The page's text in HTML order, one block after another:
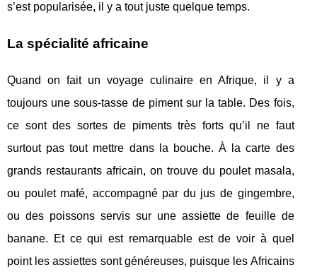
s’est popularisée, il y a tout juste quelque temps.
La spécialité africaine
Quand on fait un voyage culinaire en Afrique, il y a
toujours une sous-tasse de piment sur la table. Des fois,
ce sont des sortes de piments très forts qu’il ne faut
surtout pas tout mettre dans la bouche. À la carte des
grands restaurants africain, on trouve du poulet masala,
ou poulet mafé, accompagné par du jus de gingembre,
ou des poissons servis sur une assiette de feuille de
banane. Et ce qui est remarquable est de voir à quel
point les assiettes sont généreuses, puisque les Africains